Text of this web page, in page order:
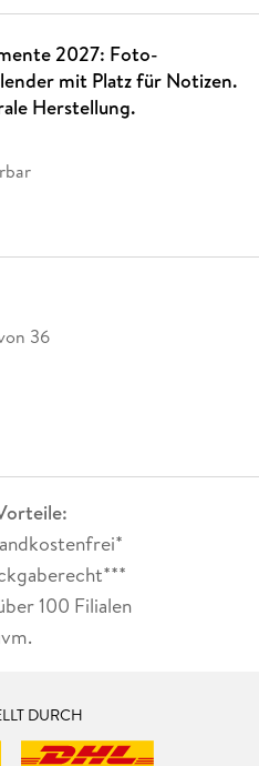
2027: Foto-
mit Platz für Notizen.
Herstellung.
36
100 Filialen
DURCH